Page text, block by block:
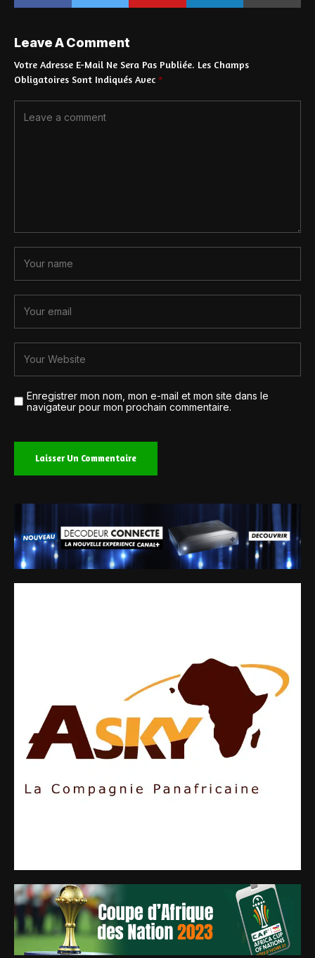
Leave A Comment
Votre Adresse E-Mail Ne Sera Pas Publiée. Les Champs
Obligatoires Sont Indiqués Avec *
Enregistrer mon nom, mon e-mail et mon site dans le
navigateur pour mon prochain commentaire.